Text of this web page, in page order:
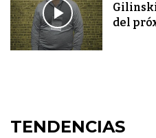
del
TENDENCIAS